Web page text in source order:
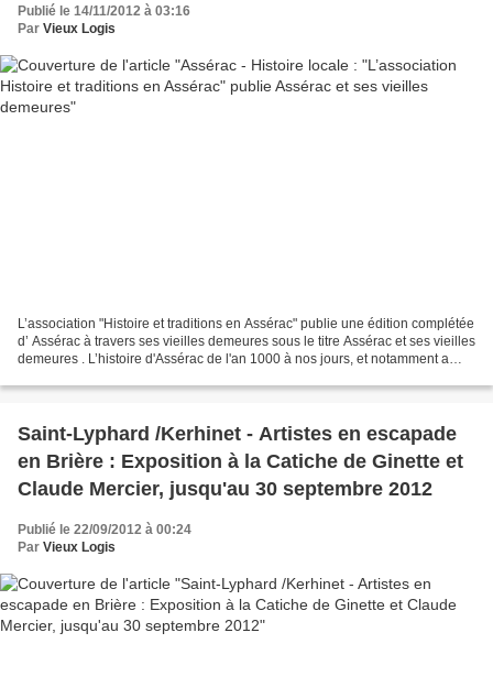
Publié le 14/11/2012 à 03:16
Par Vieux Logis
L’association "Histoire et traditions en Assérac" publie une édition complétée
d’ Assérac à travers ses vieilles demeures sous le titre Assérac et ses vieilles
demeures . L’histoire d'Assérac de l'an 1000 à nos jours, et notamment a
Saint-Lyphard /Kerhinet - Artistes en escapade
en Brière : Exposition à la Catiche de Ginette et
Claude Mercier, jusqu'au 30 septembre 2012
Publié le 22/09/2012 à 00:24
Par Vieux Logis